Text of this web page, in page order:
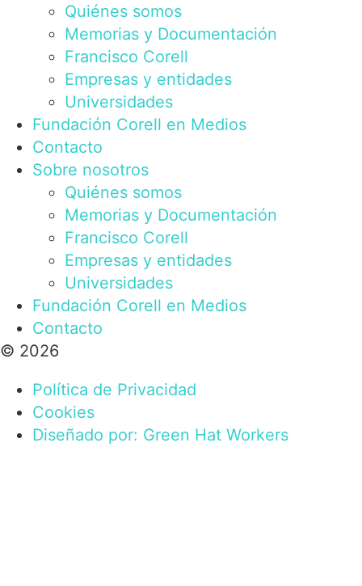
Quiénes somos
Memorias y Documentación
Francisco Corell
Empresas y entidades
Universidades
Fundación Corell en Medios
Contacto
Sobre nosotros
Quiénes somos
Memorias y Documentación
Francisco Corell
Empresas y entidades
Universidades
Fundación Corell en Medios
Contacto
© 2026
Política de Privacidad
Cookies
Diseñado por: Green Hat Workers